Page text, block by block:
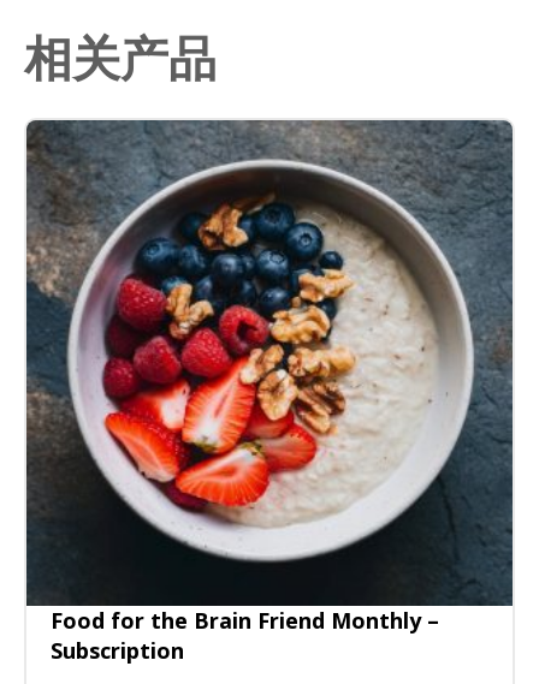
-
Subscription
量
相关产品
Food for the Brain Friend Monthly –
Subscription